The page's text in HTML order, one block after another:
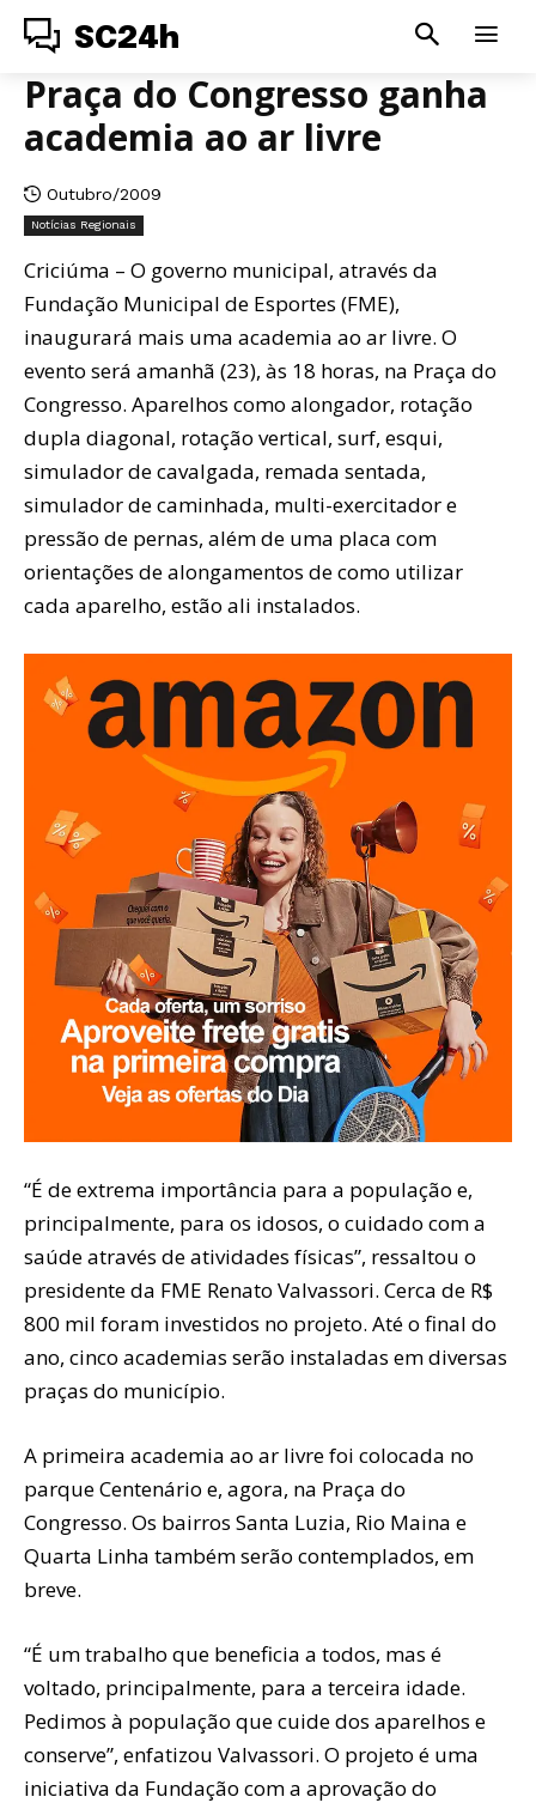
SC24h
Praça do Congresso ganha
academia ao ar livre
Outubro/2009
Notícias Regionais
Criciúma – O governo municipal, através da
Fundação Municipal de Esportes (FME),
inaugurará mais uma academia ao ar livre. O
evento será amanhã (23), às 18 horas, na Praça do
Congresso. Aparelhos como alongador, rotação
dupla diagonal, rotação vertical, surf, esqui,
simulador de cavalgada, remada sentada,
simulador de caminhada, multi-exercitador e
pressão de pernas, além de uma placa com
orientações de alongamentos de como utilizar
cada aparelho, estão ali instalados.
“É de extrema importância para a população e,
principalmente, para os idosos, o cuidado com a
saúde através de atividades físicas”, ressaltou o
presidente da FME Renato Valvassori. Cerca de R$
800 mil foram investidos no projeto. Até o final do
ano, cinco academias serão instaladas em diversas
praças do município.
A primeira academia ao ar livre foi colocada no
parque Centenário e, agora, na Praça do
Congresso. Os bairros Santa Luzia, Rio Maina e
Quarta Linha também serão contemplados, em
breve.
“É um trabalho que beneficia a todos, mas é
voltado, principalmente, para a terceira idade.
Pedimos à população que cuide dos aparelhos e
conserve”, enfatizou Valvassori. O projeto é uma
iniciativa da Fundação com a aprovação do